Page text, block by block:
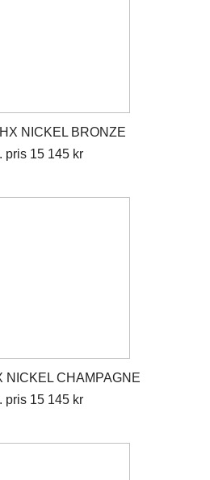
NICKEL BRONZE
pris 15 145 kr
NICKEL CHAMPAGNE
pris 15 145 kr